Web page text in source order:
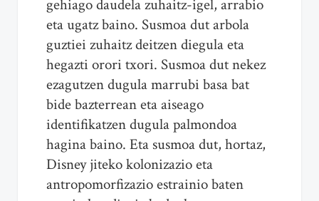
gehiago daudela zuhaitz-igel, arrabio
eta ugatz baino. Susmoa dut arbola
guztiei zuhaitz deitzen diegula eta
hegazti orori txori. Susmoa dut nekez
ezagutzen dugula marrubi basa bat
bide bazterrean eta aiseago
identifikatzen dugula palmondoa
hagina baino. Eta susmoa dut, hortaz,
Disney jiteko kolonizazio eta
antropomorfizazio estrainio baten